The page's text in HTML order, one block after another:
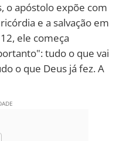
o apóstolo expõe com
e a salvação em
ele começa
tudo o que vai
o que Deus já fez. A